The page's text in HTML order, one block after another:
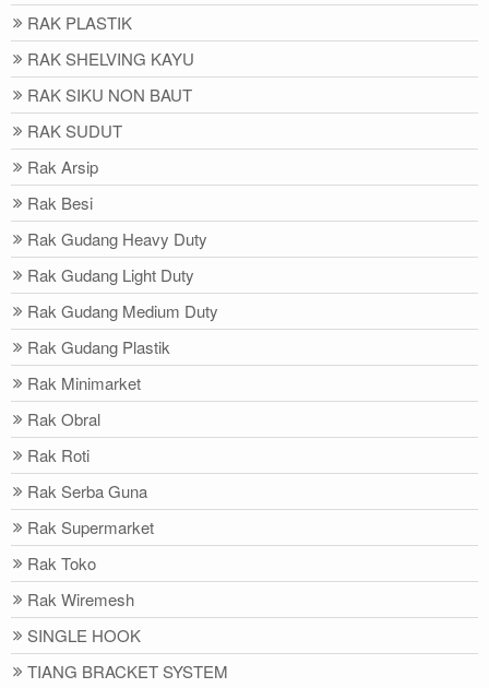
RAK PLASTIK
RAK SHELVING KAYU
RAK SIKU NON BAUT
RAK SUDUT
Rak Arsip
Rak Besi
Rak Gudang Heavy Duty
Rak Gudang Light Duty
Rak Gudang Medium Duty
Rak Gudang Plastik
Rak Minimarket
Rak Obral
Rak Roti
Rak Serba Guna
Rak Supermarket
Rak Toko
Rak Wiremesh
SINGLE HOOK
TIANG BRACKET SYSTEM